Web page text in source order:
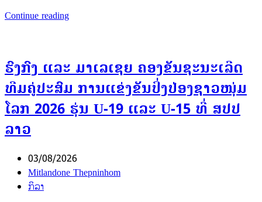
Continue reading
ຮົງກົງ ແລະ ມາເລເຊຍ ຄອງຂັນຊະນະເລີດ
ທີມຄູ່ປະສົມ ການແຂ່ງຂັນປິ່ງປ່ອງຊາວໜຸ່ມ
ໂລກ 2026 ຮຸ່ນ U-19 ແລະ U-15 ທີ່ ສປປ
ລາວ
03/08/2026
Mitlandone Thepninhom
ກິລາ